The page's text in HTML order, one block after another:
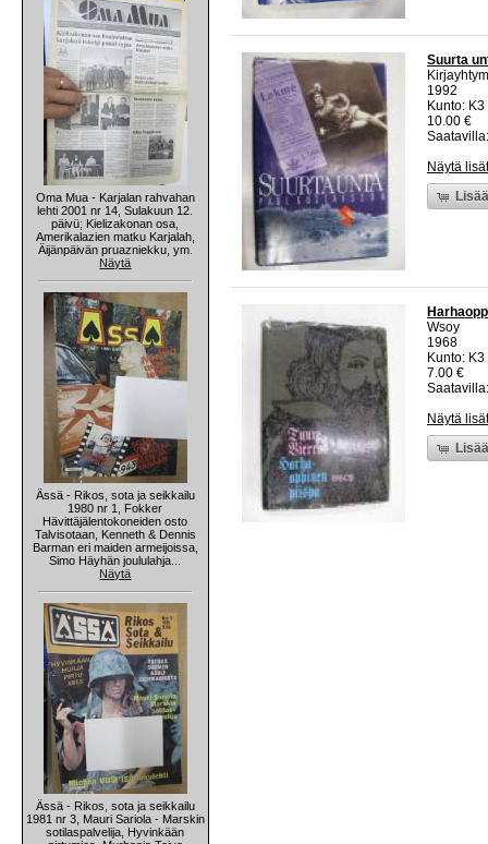
Oma Mua - Karjalan rahvahan
lehti 2001 nr 14, Sulakuun 12.
päivü; Kielizakonan osa,
Amerikalazien matku Karjalah,
Äijänpäivän pruazniekku, ym.
Näytä
Ässä - Rikos, sota ja seikkailu
1980 nr 1, Fokker
Hävittäjälentokoneiden osto
Talvisotaan, Kenneth & Dennis
Barman eri maiden armeijoissa,
Simo Häyhän joululahja...
Näytä
Ässä - Rikos, sota ja seikkailu
1981 nr 3, Mauri Sariola - Marskin
sotilaspalvelija, Hyvinkään
Suurta
1992
Kunto:
10.00 €
Näytä
Wsoy
1968
Kunto:
7.00 €
Näytä